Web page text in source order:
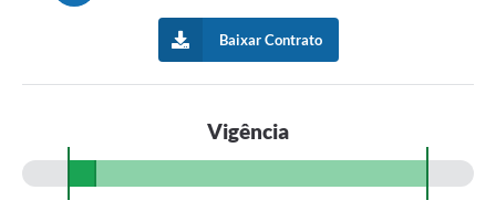
Notícias
Baixar Contrato
Vigência